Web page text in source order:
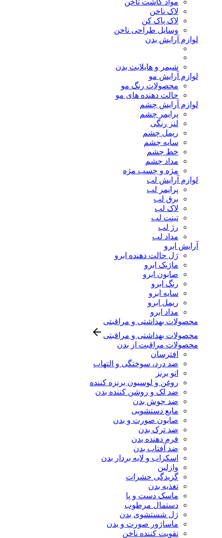
مواد کاشت ناخن
لاک ناخن
لاک پاک کن
وسایل طراحی ناخن
لوازم آرایش بدن
شیمر و هایلایت بدن
لوازم آرایش مو
محصولات رنگ مو
حالت دهنده های مو
لوازم آرایش چشم
پرایمر چشم
لنز رنگی
ریمل چشم
سایه چشم
خط چشم
مداد چشم
مژه و چسب مژه
لوازم آرایش لب
پرایمر لب
برق لب
لاک لب
تینت لب
رژ لب
مداد لب
آرایش ابرو
ژل حالت دهنده ابرو
ماژیک ابرو
صابون ابرو
رنگ ابرو
سایه ابرو
ریمل ابرو
مداد ابرو
محصولات بهداشتی و مراقبتی
محصولات بهداشتی و مراقبتی
محصولات مراقبت از بدن
افترسان
ضد درد، سوختگی و التهاب
اتو برنز
روغن و لوسیون برنزه کننده
ضد لک و روشن کننده بدن
ضد جوش بدن
مایع دستشویی
صابون صورت و بدن
ضد ترک بدن
فرم دهنده بدن
ضد آفتاب بدن
اسکراب و لایه بردار بدن
وازلین
گزیدگی حشرات
تغذیه بدن
ماسک دست و پا
دستمال مرطوب
ژل شستشوی بدن
ماساژور صورت و بدن
تقویت کننده ناخن